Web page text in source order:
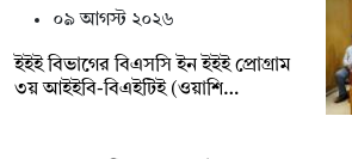
০৯ আগস্ট ২০২৬
ইইই বিভাগের বিএসসি ইন ইইই প্রোগ্রাম
৩য় আইইবি-বিএইটিই (ওয়াশি…